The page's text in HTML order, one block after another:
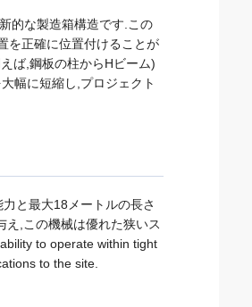
的な製造箱構造です.この
を正確に位置付けることが
ば,鋼板の柱からHビーム)
幅に短縮し,プロジェクト
力と最大18メートルの長さ
え,この機械は優れた狭いス
to operate within tight
to the site.